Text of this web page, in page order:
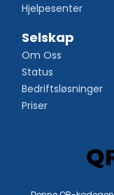
Hjelpesenter
Selskap
Om Oss
Status
Bedriftsløsninger
Priser